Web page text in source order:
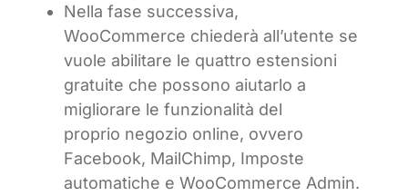
Nella fase successiva,
WooCommerce chiederà all’utente se
vuole abilitare le quattro estensioni
gratuite che possono aiutarlo a
migliorare le funzionalità del
proprio negozio online, ovvero
Facebook, MailChimp, Imposte
automatiche e WooCommerce Admin.